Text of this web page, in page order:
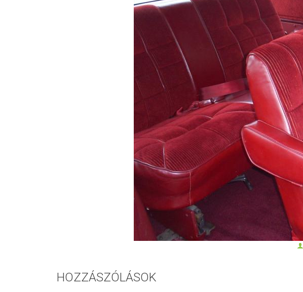
HOZZÁSZÓLÁSOK